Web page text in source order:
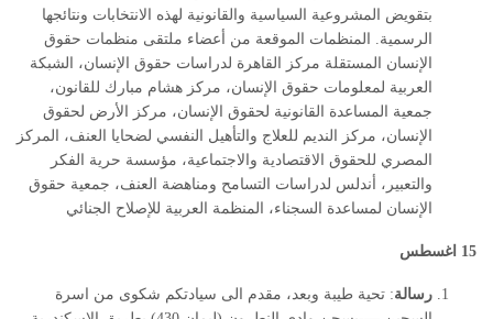
بتقويض المشروعية السياسية والقانونية لهذه الانتخابات ونتائجها
الرسمية. المنظمات الموقعة من أعضاء ملتقى منظمات حقوق
الإنسان المستقلة مركز القاهرة لدراسات حقوق الإنسان، الشبكة
العربية لمعلومات حقوق الإنسان، مركز هشام مبارك للقانون،
جمعية المساعدة القانونية لحقوق الإنسان، مركز الأرض لحقوق
الإنسان، مركز النديم للعلاج والتأهيل النفسي لضحايا العنف، المركز
المصري للحقوق الاقتصادية والاجتماعية، مؤسسة حرية الفكر
والتعبير، أندلس لدراسات التسامح ومناهضة العنف، جمعية حقوق
الإنسان لمساعدة السجناء، المنظمة العربية للإصلاح الجنائي
15 اغسطس
رسالة: تحية طيبة وبعد، مقدم الى سيادتكم شكوى من اسرة